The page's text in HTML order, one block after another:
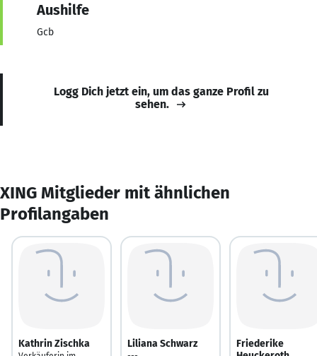
Aushilfe
Gcb
Logg Dich jetzt ein, um das ganze Profil zu
sehen.
XING Mitglieder mit ähnlichen
Profilangaben
Kathrin Zischka Liliana Schwarz
Friederike